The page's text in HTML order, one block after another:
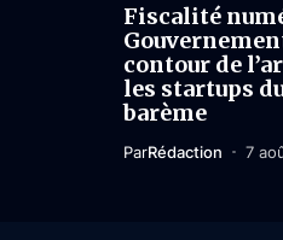
Fiscalité
contour de
les startups
barème
ParRédaction 7